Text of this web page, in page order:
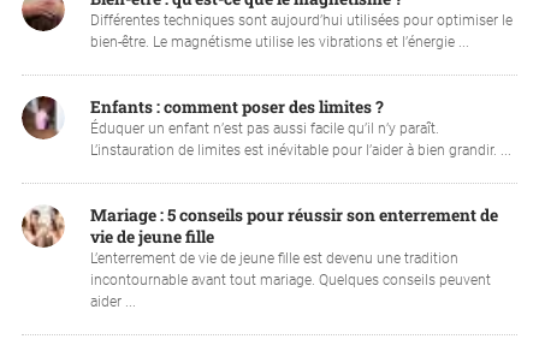
Différentes techniques sont aujourd’hui utilisées pour optimiser le
bien-être. Le magnétisme utilise les vibrations et l’énergie ...
Enfants : comment poser des limites ?
Éduquer un enfant n’est pas aussi facile qu’il n’y paraît.
L’instauration de limites est inévitable pour l’aider à bien grandir. ...
Mariage : 5 conseils pour réussir son enterrement de
vie de jeune fille
L’enterrement de vie de jeune fille est devenu une tradition
incontournable avant tout mariage. Quelques conseils peuvent
aider ...